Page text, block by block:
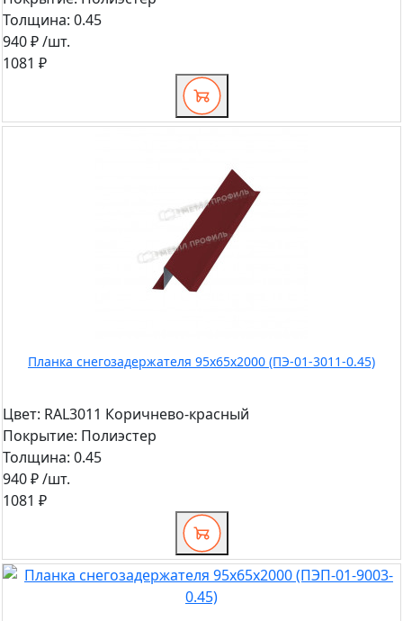
Толщина: 0.45
940 ₽/шт.
1081 ₽
Планка снегозадержателя 95х65х2000 (ПЭ-01-3011-0.45)
Цвет: RAL3011 Коричнево-красный
Покрытие: Полиэстер
Толщина: 0.45
940 ₽/шт.
1081 ₽